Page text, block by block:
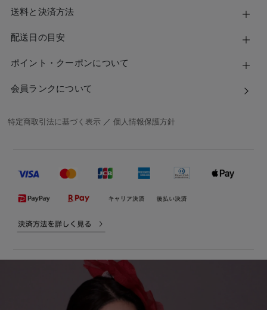
送料と決済方法
配送日の目安
ポイント・クーポンについて
会員ランクについて
特定商取引法に基づく表示 ／個人情報保護方針